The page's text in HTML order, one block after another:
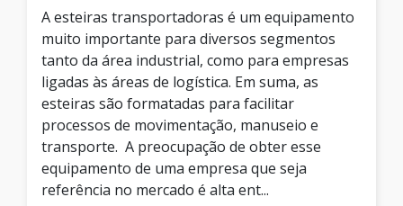
A esteiras transportadoras é um equipamento
muito importante para diversos segmentos
tanto da área industrial, como para empresas
ligadas às áreas de logística. Em suma, as
esteiras são formatadas para facilitar
processos de movimentação, manuseio e
transporte. A preocupação de obter esse
equipamento de uma empresa que seja
referência no mercado é alta ent...